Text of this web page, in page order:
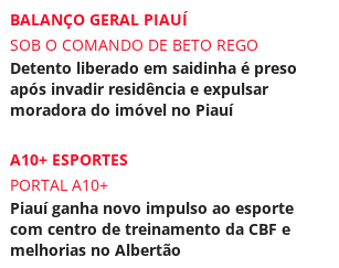
BALANÇO GERAL PIAUÍ
SOB O COMANDO DE BETO REGO
Detento liberado em saidinha é preso
após invadir residência e expulsar
moradora do imóvel no Piauí
A10+ ESPORTES
PORTAL A10+
Piauí ganha novo impulso ao esporte
com centro de treinamento da CBF e
melhorias no Albertão